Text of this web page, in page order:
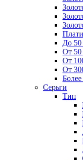
До 50
От 50
От
От
Серьги
Тип